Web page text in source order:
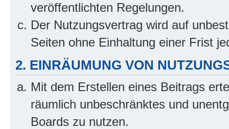
veröffentlichten Regelungen.
Der Nutzungsvertrag wird auf
Seiten ohne Einhaltung einer Frist
2. EINRÄUMUNG VON
Mit dem Erstellen eines Beitrags
räumlich unbeschränktes und
Boards zu nutzen.